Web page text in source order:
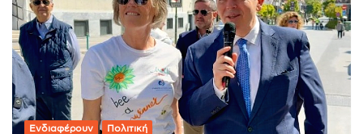
Ενδιαφέρουν Πολιτική